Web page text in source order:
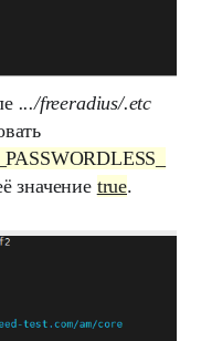
.../freeradius/.etc
значение true.